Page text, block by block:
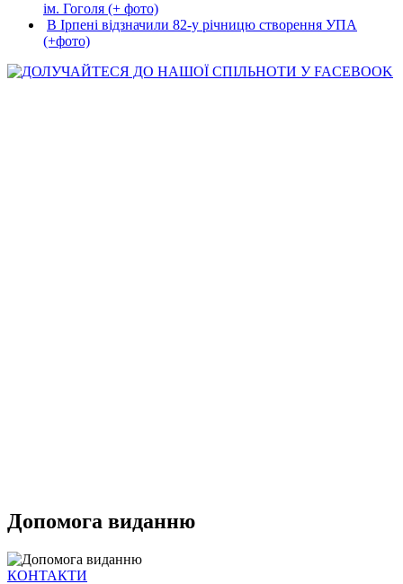
ім. Гоголя (+ фото)
В Ірпені відзначили 82-у річницю створення УПА
(+фото)
Допомога виданню
КОНТАКТИ